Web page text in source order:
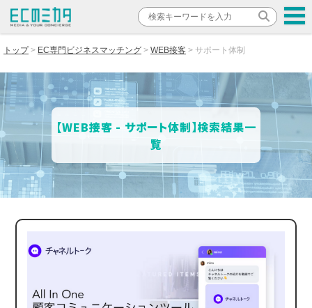
トップ EC専門ビジネスマッチング WEB接客 サポート体制
【WEB接客 - サポート体制】検索結果一
覧